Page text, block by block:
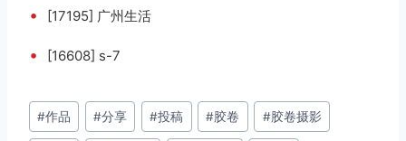
• [17195] 广州生活
• [16608] s-7
文
章
#作品 #分享 #投稿 #胶卷 #胶卷摄影